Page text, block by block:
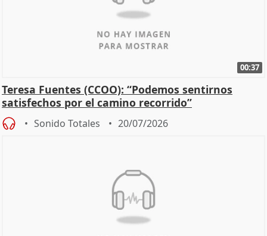
00:37
Teresa Fuentes (CCOO): “Podemos sentirnos
satisfechos por el camino recorrido”
Sonido Totales 20/07/2026